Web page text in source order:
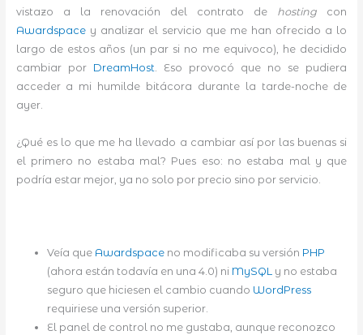
vistazo a la renovación del contrato de hosting con
Awardspacey analizar el servicio que me han ofrecido a lo
largo de estos años (un par si no me equivoco), he decidido
cambiar por DreamHost. Eso provocó que no se pudiera
acceder a mi humilde bitácora durante la tarde-noche de
ayer.
¿Qué es lo que me ha llevado a cambiar así por las buenas si
el primero no estaba mal? Pues eso: no estaba mal y que
podría estar mejor, ya no solo por precio sino por servicio.
Veía que Awardspaceno modificaba su versión PHP
(ahora están todavía en una 4.0) ni MySQLy no estaba
seguro que hiciesen el cambio cuando WordPress
requiriese una versión superior.
El panel de control no me gustaba, aunque reconozco